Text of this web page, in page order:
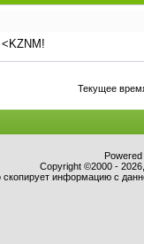
Текущее
Copyright ©2000 -
скопирует информацию с